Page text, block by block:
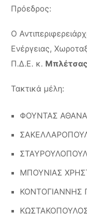
Πρόεδρος:
Ο
Ενέργειας,
Π.Δ.Ε. κ. Μπλέτσας
Τακτικά μέλη:
ΦΟΥΝΤΑΣ
ΜΠΟΥΝΙΑΣ
ΚΟΝΤΟΓΙΑΝΝΗΣ